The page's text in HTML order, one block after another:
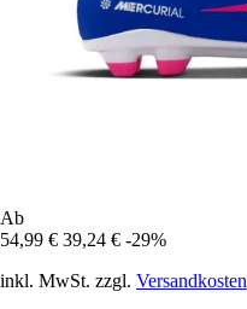
Ab
54,99 € 39,24 € -29%
inkl. MwSt. zzgl. Versandkosten